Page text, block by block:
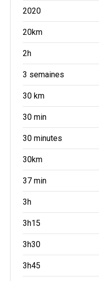
2020
20km
2h
3 semaines
30 km
30 min
30 minutes
30km
37 min
3h
3h15
3h30
3h45